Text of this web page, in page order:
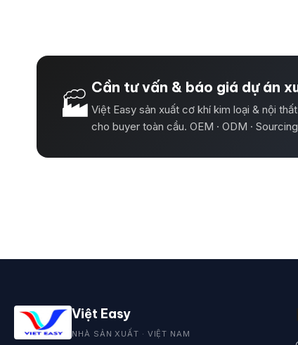
🏭
Cần tư vấn & báo giá dự án
Việt Easy sản xuất cơ khí kim loại & nội
cho buyer toàn cầu. OEM · ODM ·
Việt Easy
NHÀ SẢN XUẤT · VIỆT NAM